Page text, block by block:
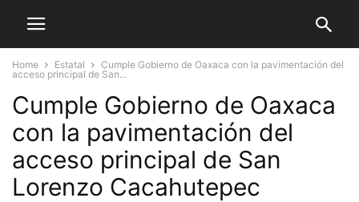
Home Estatal
Cumple Gobierno de Oaxaca con la pavimentación del
acceso principal de San...
Cumple Gobierno de Oaxaca
con la pavimentación del
acceso principal de San
Lorenzo Cacahutepec